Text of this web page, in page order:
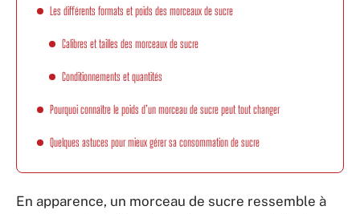
Les différents formats et poids des morceaux de sucre
Calibres et tailles des morceaux de sucre
Conditionnements et quantités
Pourquoi connaître le poids d’un morceau de sucre peut tout changer
Quelques astuces pour mieux gérer sa consommation de sucre
En apparence, un morceau de sucre ressemble à